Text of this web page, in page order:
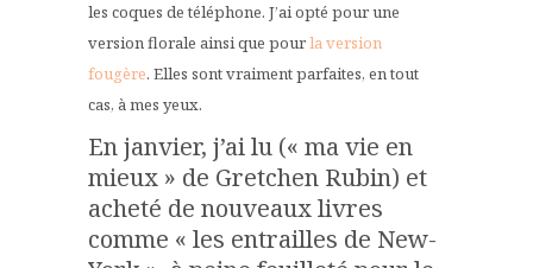
les coques de téléphone. J’ai opté pour une
version florale ainsi que pourla version
fougère. Elles sont vraiment parfaites, en tout
cas, à mes yeux.
En janvier, j’ai lu (« ma vie en
mieux » de Gretchen Rubin) et
acheté de nouveaux livres
comme « les entrailles de New-